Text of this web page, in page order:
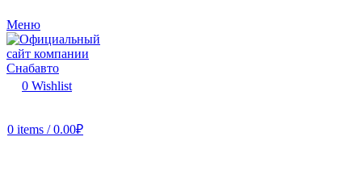
Меню
0 Wishlist
0 items / 0.00₽